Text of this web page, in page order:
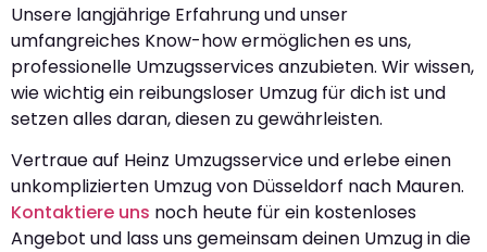
Unsere langjährige Erfahrung und unser
umfangreiches Know-how ermöglichen es uns,
professionelle Umzugsservices anzubieten. Wir wissen,
wie wichtig ein reibungsloser Umzug für dich ist und
setzen alles daran, diesen zu gewährleisten.
Vertraue auf Heinz Umzugsservice und erlebe einen
unkomplizierten Umzug von Düsseldorf nach Mauren.
Kontaktiere uns noch heute für ein kostenloses
Angebot und lass uns gemeinsam deinen Umzug in die